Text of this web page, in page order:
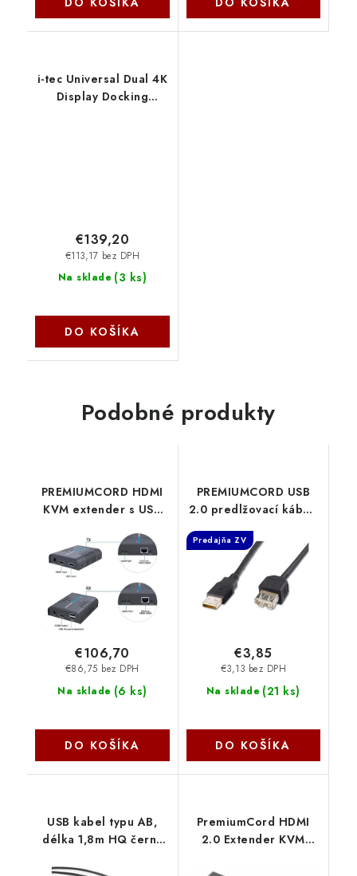
i-tec Universal Dual 4K
Display Docking
Na sklade (3 ks)
€113,17 bez DPH
€139,20
DO KOŠÍKA
Podobné produkty
PREMIUMCORD HDMI
KVM extender s USB
kábel Cat5/6, bez
oneskorenia khext120-
6 PremiumCord
Na sklade (6 ks)
€86,75 bez DPH
€106,70
DO KOŠÍKA
PREMIUMCORD USB
2.0 predlžovací kábel,
A-A, 2 m čierny
kupaa2bk
PremiumCord
Predajňa ZV
Na sklade (21 ks)
€3,13 bez DPH
€3,85
DO KOŠÍKA
USB kabel typu AB,
délka 1,8m HQ černý
PremiumCord HDMI
2.0 Extender KVM